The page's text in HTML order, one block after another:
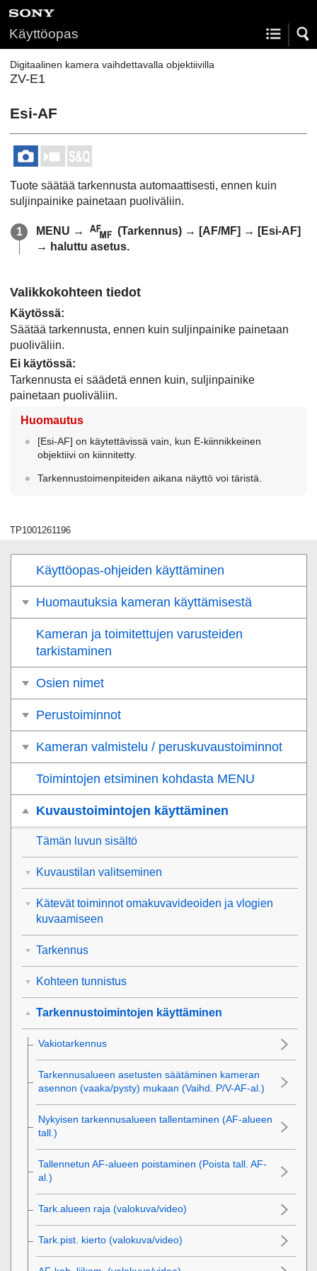
Käyttöopas
Digitaalinen kamera vaihdettavalla objektiivilla
ZV-E1
Esi-AF
Tuote säätää tarkennusta automaattisesti, ennen kuin
suljinpainike painetaan puoliväliin.
MENU → (Tarkennus) → [AF/MF] → [Esi-AF]
→ haluttu asetus.
Valikkokohteen tiedot
Käytössä:
Säätää tarkennusta, ennen kuin suljinpainike painetaan
puoliväliin.
Ei käytössä:
Tarkennusta ei säädetä ennen kuin, suljinpainike
painetaan puoliväliin.
Huomautus
[Esi-AF] on käytettävissä vain, kun E-kiinnikkeinen
objektiivi on kiinnitetty.
Tarkennustoimenpiteiden aikana näyttö voi täristä.
TP1001261196
Käyttöopas-ohjeiden käyttäminen
Huomautuksia kameran käyttämisestä
Kameran ja toimitettujen varusteiden
tarkistaminen
Osien nimet
Perustoiminnot
Kameran valmistelu / peruskuvaustoiminnot
Toimintojen etsiminen kohdasta MENU
Kuvaustoimintojen käyttäminen
Tämän luvun sisältö
Kuvaustilan valitseminen
Kätevät toiminnot omakuvavideoiden ja vlogien
kuvaamiseen
Tarkennus
Kohteen tunnistus
Tarkennustoimintojen käyttäminen
Vakiotarkennus
Tarkennusalueen asetusten säätäminen kameran
asennon (vaaka/pysty) mukaan (Vaihd. P/V-AF-al.)
Nykyisen tarkennusalueen tallentaminen (AF-alueen
tall.)
Tallennetun AF-alueen poistaminen (Poista tall. AF-
al.)
Tark.alueen raja (valokuva/video)
Tark.pist. kierto (valokuva/video)